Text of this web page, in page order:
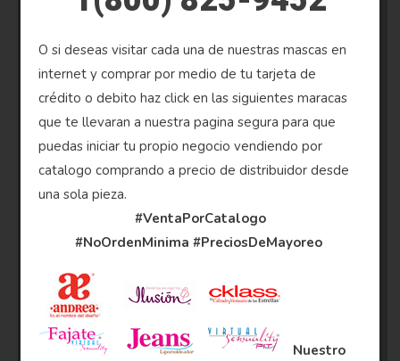
O si deseas visitar cada una de nuestras mascas en
internet y comprar por medio de tu tarjeta de
crédito o debito haz click en las siguientes maracas
que te llevaran a nuestra pagina segura para que
puedas iniciar tu propio negocio vendiendo por
catalogo comprando a precio de distribuidor desde
una sola pieza.
#VentaPorCatalogo
#NoOrdenMinima #PreciosDeMayoreo
Nuestro